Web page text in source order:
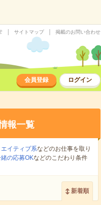
サイトマップ 掲載のお問い合わせ
会員登録 ログイン
報一覧
エイティブ系などのお仕事を取り
の応募OKなどのこだわり条件
新着順